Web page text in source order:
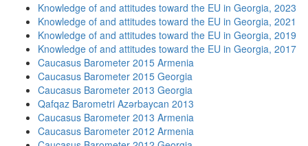
Knowledge of and attitudes toward the EU in Georgia, 2023
Knowledge of and attitudes toward the EU in Georgia, 2021
Knowledge of and attitudes toward the EU in Georgia, 2019
Knowledge of and attitudes toward the EU in Georgia, 2017
Caucasus Barometer 2015 Armenia
Caucasus Barometer 2015 Georgia
Caucasus Barometer 2013 Georgia
Qafqaz Barometri Azərbaycan 2013
Caucasus Barometer 2013 Armenia
Caucasus Barometer 2012 Armenia